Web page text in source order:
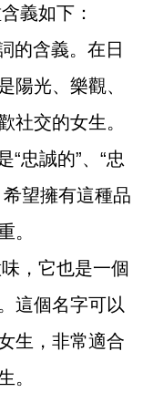
義如下：
的含義。在日
陽光、樂觀、
社交的女生。
“忠誠的”、“忠
望擁有這種品
。
，它也是一個
這個名字可以
生，非常適合
。